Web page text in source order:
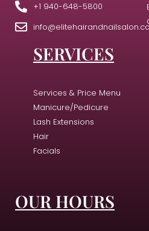
+1 940-648-5800
SERVICES
Services & Price Menu
Manicure/Pedicure
Lash Extensions
Hair
Facials
OUR HOURS